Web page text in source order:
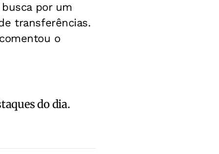
por um
transferências.
o
do dia.